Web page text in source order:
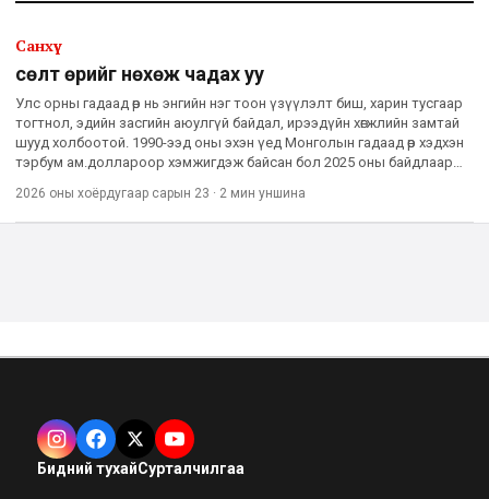
Санхүү
Өсөлт өрийг нөхөж чадах уу
Улс орны гадаад өр нь энгийн нэг тоон үзүүлэлт биш, харин тусгаар
тогтнол, эдийн засгийн аюулгүй байдал, ирээдүйн хөгжлийн замтай
шууд холбоотой. 1990-ээд оны эхэн үед Монголын гадаад өр хэдхэн
тэрбум ам.доллароор хэмжигдэж байсан бол 2025 оны байдлаар
2026 оны хоёрдугаар сарын 23 · 2 мин уншина
Бидний тухайСурталчилгаа